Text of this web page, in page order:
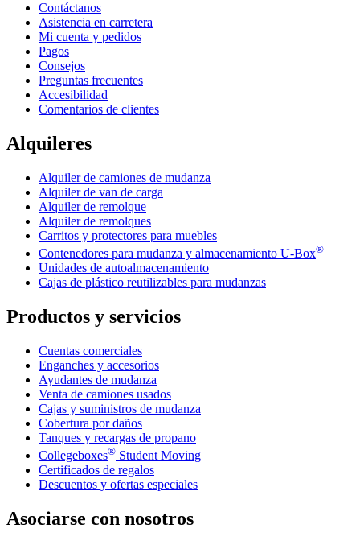
Contáctanos
Asistencia en carretera
Mi cuenta y pedidos
Pagos
Consejos
Preguntas frecuentes
Accesibilidad
Comentarios de clientes
Alquileres
Alquiler de camiones de mudanza
Alquiler de van de carga
Alquiler de remolque
Alquiler de remolques
Carritos y protectores para muebles
Contenedores para mudanza y almacenamiento U-Box®
Unidades de autoalmacenamiento
Cajas de plástico reutilizables para mudanzas
Productos y servicios
Cuentas comerciales
Enganches y accesorios
Ayudantes de mudanza
Venta de camiones usados
Cajas y suministros de mudanza
Cobertura por daños
Tanques y recargas de propano
Collegeboxes® Student Moving
Certificados de regalos
Descuentos y ofertas especiales
Asociarse con nosotros